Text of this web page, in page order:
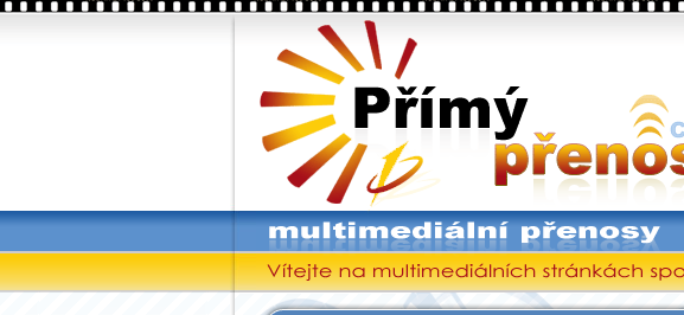
PřímýPřenos
Multimediální přenosy
Vítejte na multimediálních stránkách společnosti Dial Telecom, a.s.